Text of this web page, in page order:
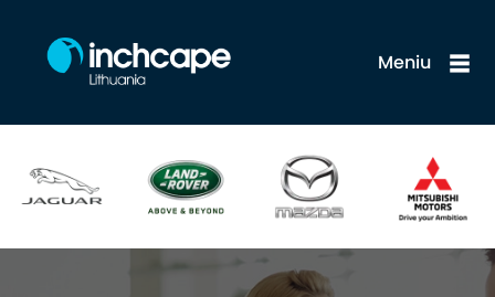
Meniu